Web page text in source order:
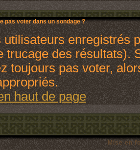
pas voter dans un sondage ?
utilisateurs enregistrés
trucage des résultats).
toujours pas voter,
haut de page
Mise en